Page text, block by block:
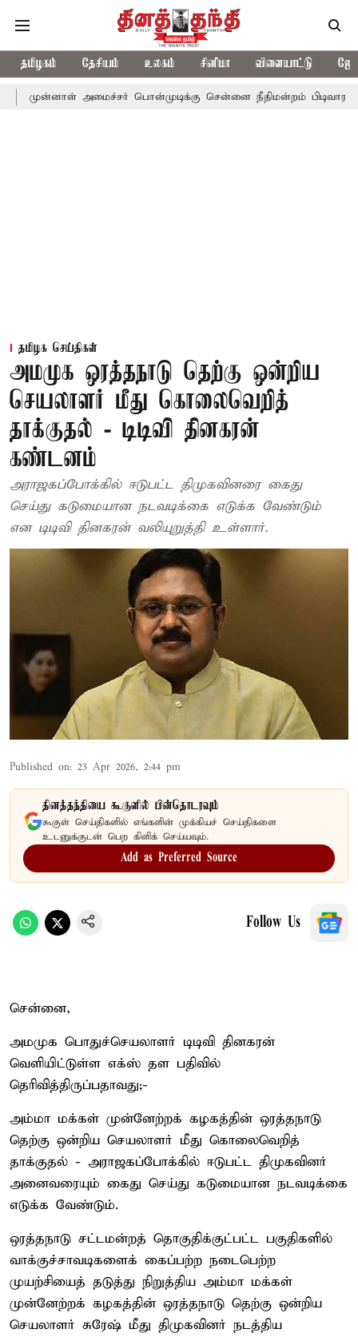
தமிழகம் தேசியம் உலகம் சினிமா விளையாட்டு
அமைச்சர் பொன்முடிக்கு சென்னை நீதிமன்றம் பிடிவாராண்ட்
தமிழக செய்திகள்
அமமுக ஒரத்தநாடு தெற்கு ஒன்றிய
செயலாளர் மீது கொலைவெறித்
தாக்குதல் - டிடிவி தினகரன்
கண்டனம்
அராஜகப்போக்கில் ஈடுபட்ட திமுகவினரை கைது
செய்து கடுமையான நடவடிக்கை எடுக்க வேண்டும்
என டிடிவி தினகரன் வலியுறுத்தி உள்ளார்.
Published on: 23 Apr 2026, 2:44 pm
தினத்தந்தியை கூகுளில் பின்தொடரவும்
கூகுள் செய்திகளில் எங்களின் முக்கியச் செய்திகளை
உடனுக்குடன் பெற கிளிக் செய்யவும்.
Add as Preferred Source
Follow Us
சென்னை,
அமமுக பொதுச்செயலாளர் டிடிவி தினகரன்
வெளியிட்டுள்ள எக்ஸ் தள பதிவில்
தெரிவித்திருப்பதாவது;-
அம்மா மக்கள் முன்னேற்றக் கழகத்தின் ஒரத்தநாடு
தெற்கு ஒன்றிய செயலாளர் மீது கொலைவெறித்
தாக்குதல் - அராஜகப்போக்கில் ஈடுபட்ட திமுகவினர்
அனைவரையும் கைது செய்து கடுமையான நடவடிக்கை
எடுக்க வேண்டும்.
ஒரத்தநாடு சட்டமன்றத் தொகுதிக்குட்பட்ட பகுதிகளில்
வாக்குச்சாவடிகளைக் கைப்பற்ற நடைபெற்ற
முயற்சியைத் தடுத்து நிறுத்திய அம்மா மக்கள்
முன்னேற்றக் கழகத்தின் ஒரத்தநாடு தெற்கு ஒன்றிய
செயலாளர் சுரேஷ் மீது திமுகவினர் நடத்திய